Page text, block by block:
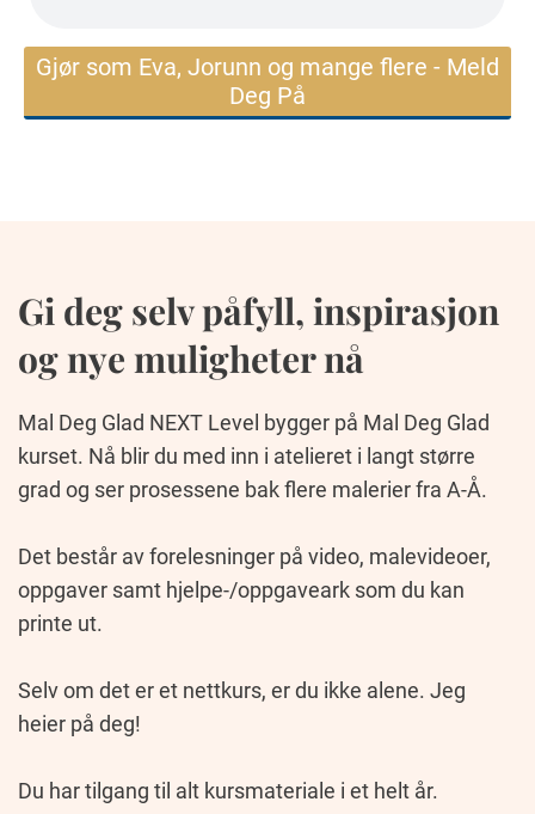
Gjør som Eva, Jorunn og mange flere - Meld
Deg På
Gi deg selv påfyll, inspirasjon
og nye muligheter nå
Mal Deg Glad NEXT Level bygger på Mal Deg Glad
kurset. Nå blir du med inn i atelieret i langt større
grad og ser prosessene bak flere malerier fra A-Å.
Det består av forelesninger på video, malevideoer,
oppgaver samt hjelpe-/oppgaveark som du kan
printe ut.
Selv om det er et nettkurs, er du ikke alene. Jeg
heier på deg!
Du har tilgang til alt kursmateriale i et helt år.